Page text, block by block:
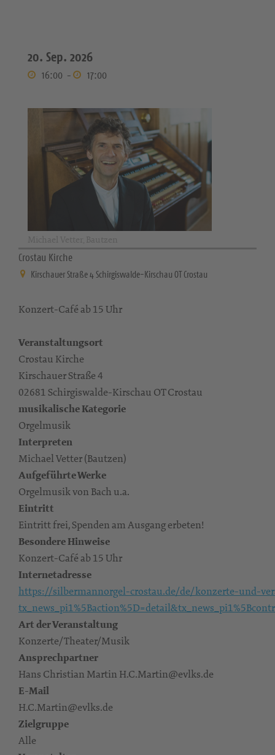
20. Sep. 2026
16:00 - 17:00
Crostau Kirche
Kirschauer Straße 4 Schirgiswalde-Kirschau OT Crostau
Konzert-Café ab 15 Uhr
Veranstaltungsort
Crostau Kirche
Kirschauer Straße 4
02681 Schirgiswalde-Kirschau OT Crostau
musikalische Kategorie
Orgelmusik
Interpreten
Michael Vetter (Bautzen)
Aufgeführte Werke
Orgelmusik von Bach u.a.
Eintritt
Eintritt frei, Spenden am Ausgang erbeten!
Besondere Hinweise
Konzert-Café ab 15 Uhr
Internetadresse
https://silbermannorgel-crostau.de/de/konzerte-und-
Art der Veranstaltung
Konzerte/Theater/Musik
Ansprechpartner
Hans Christian Martin H.C.Martin@evlks.de
E-Mail
H.C.Martin@evlks.de
Zielgruppe
Alle